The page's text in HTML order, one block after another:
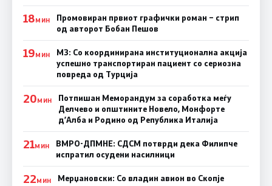
18МИН
Промовиран првиот графички роман – стрип
од авторот Бобан Пешов
19МИН
МЗ: Со координирана институционална акција
успешно транспортиран пациент со сериозна
повреда од Турција
20МИН
Потпишан Меморандум за соработка меѓу
Делчево и општините Новело, Монфорте
д’Алба и Родино од Република Италија
21МИН
ВМРО-ДПМНЕ: СДСM потврди дека Филипче
испратил осудени насилници
22МИН
Мерџановски: Со владин авион во Скопје